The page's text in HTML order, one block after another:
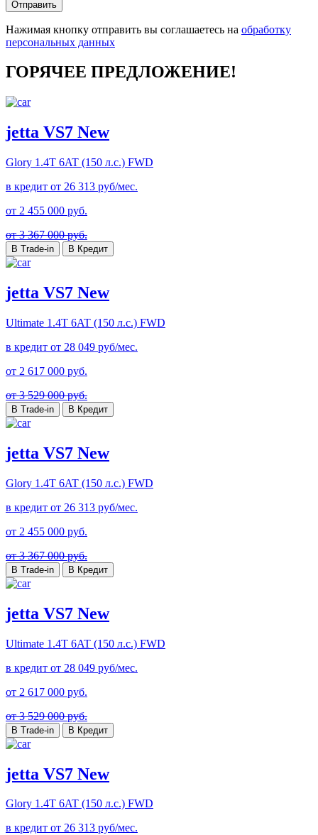
Отправить
Нажимая кнопку отправить вы соглашаетесь на обработку
персональных данных
ГОРЯЧЕЕ ПРЕДЛОЖЕНИЕ!
jetta VS7 New
Glory 1.4T 6AT (150 л.с.) FWD
в кредит от 26 313 руб/мес.
от 2 455 000 руб.
от 3 367 000 руб.
В Trade-in В Кредит
jetta VS7 New
Ultimate 1.4T 6AT (150 л.с.) FWD
в кредит от 28 049 руб/мес.
от 2 617 000 руб.
от 3 529 000 руб.
В Trade-in В Кредит
jetta VS7 New
Glory 1.4T 6AT (150 л.с.) FWD
в кредит от 26 313 руб/мес.
от 2 455 000 руб.
от 3 367 000 руб.
В Trade-in В Кредит
jetta VS7 New
Ultimate 1.4T 6AT (150 л.с.) FWD
в кредит от 28 049 руб/мес.
от 2 617 000 руб.
от 3 529 000 руб.
В Trade-in В Кредит
jetta VS7 New
Glory 1.4T 6AT (150 л.с.) FWD
в кредит от 26 313 руб/мес.